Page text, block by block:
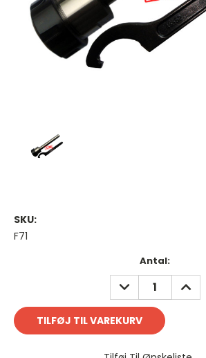
SKU:
F71
Antal:
REDUCER
ANTAL:
FORØG
ANTAL: